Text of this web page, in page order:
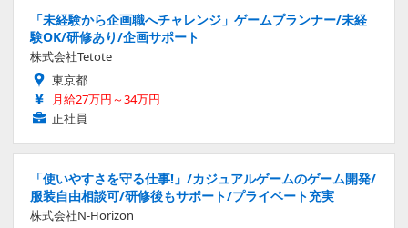
「未経験から企画職へチャレンジ」ゲームプランナー/未経
験OK/研修あり/企画サポート
株式会社Tetote
東京都
月給27万円～34万円
正社員
「使いやすさを守る仕事!」/カジュアルゲームのゲーム開発/
服装自由相談可/研修後もサポート/プライベート充実
株式会社N-Horizon